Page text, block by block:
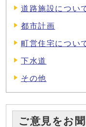
道路施設につい
都市計画
町営住宅につい
下水道
その他
ご意見をお